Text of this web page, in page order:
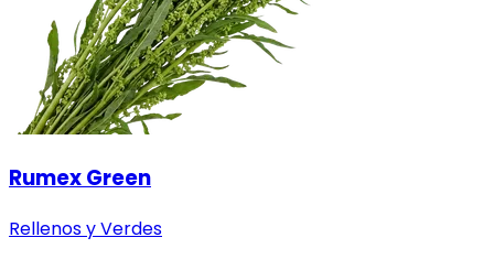
Rumex Green
Rellenos y Verdes